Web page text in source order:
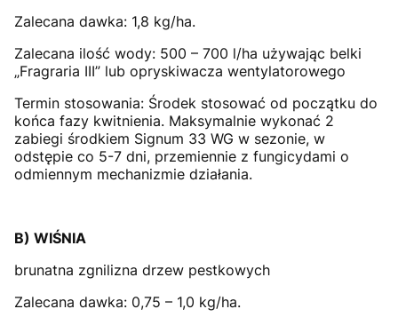
Zalecana dawka: 1,8 kg/ha.
Zalecana ilość wody: 500 – 700 l/ha używając belki
„Fragraria III” lub opryskiwacza wentylatorowego
Termin stosowania: Środek stosować od początku do
końca fazy kwitnienia. Maksymalnie wykonać 2
zabiegi środkiem Signum 33 WG w sezonie, w
odstępie co 5-7 dni, przemiennie z fungicydami o
odmiennym mechanizmie działania.
B) WIŚNIA
brunatna zgnilizna drzew pestkowych
Zalecana dawka: 0,75 – 1,0 kg/ha.